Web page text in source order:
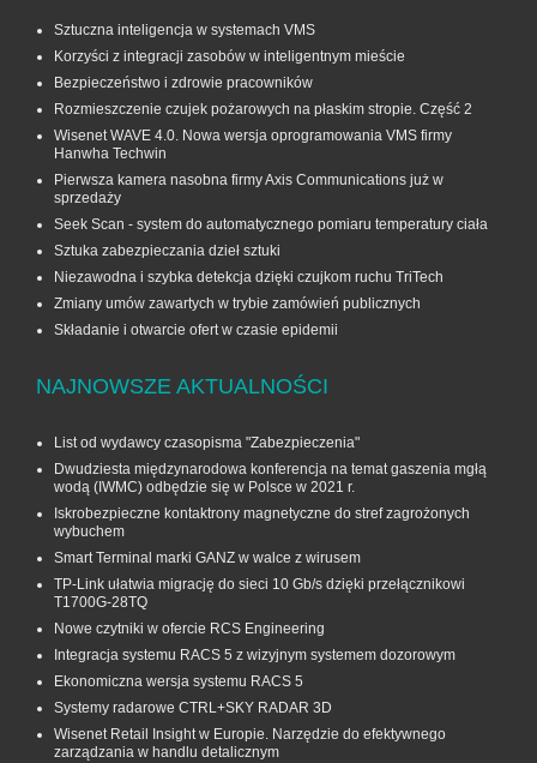
Sztuczna inteligencja w systemach VMS
Korzyści z integracji zasobów w inteligentnym mieście
Bezpieczeństwo i zdrowie pracowników
Rozmieszczenie czujek pożarowych na płaskim stropie. Część 2
Wisenet WAVE 4.0. Nowa wersja oprogramowania VMS firmy
Hanwha Techwin
Pierwsza kamera nasobna firmy Axis Communications już w
sprzedaży
Seek Scan - system do automatycznego pomiaru temperatury ciała
Sztuka zabezpieczania dzieł sztuki
Niezawodna i szybka detekcja dzięki czujkom ruchu TriTech
Zmiany umów zawartych w trybie zamówień publicznych
Składanie i otwarcie ofert w czasie epidemii
NAJNOWSZE AKTUALNOŚCI
List od wydawcy czasopisma "Zabezpieczenia"
Dwudziesta międzynarodowa konferencja na temat gaszenia mgłą
wodą (IWMC) odbędzie się w Polsce w 2021 r.
Iskrobezpieczne kontaktrony magnetyczne do stref zagrożonych
wybuchem
Smart Terminal marki GANZ w walce z wirusem
TP-Link ułatwia migrację do sieci 10 Gb/s dzięki przełącznikowi
T1700G‑28TQ
Nowe czytniki w ofercie RCS Engineering
Integracja systemu RACS 5 z wizyjnym systemem dozorowym
Ekonomiczna wersja systemu RACS 5
Systemy radarowe CTRL+SKY RADAR 3D
Wisenet Retail Insight w Europie. Narzędzie do efektywnego
zarządzania w handlu detalicznym